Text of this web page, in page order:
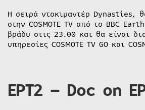
Η σειρά ντοκιμαντέρ Dynasties,
στην COSMOTE TV από το BBC
βράδυ στις 23.00 και θα είναι
υπηρεσίες COSMOTE TV GO και
ΕΡΤ2 – Doc on